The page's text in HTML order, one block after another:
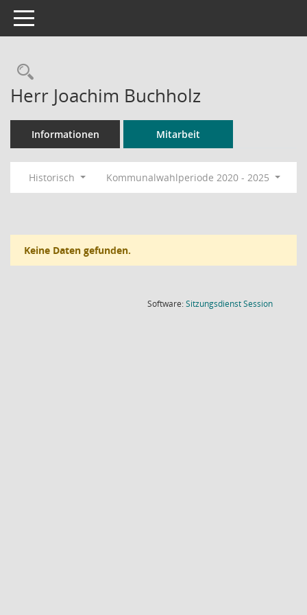
Toggle navigation
Rechercheauswahl
Herr Joachim Buchholz
Informationen Mitarbeit
Historisch Kommunalwahlperiode 2020 - 2025
Keine Daten gefunden.
Software:SitzungsdienstSession(Wird in